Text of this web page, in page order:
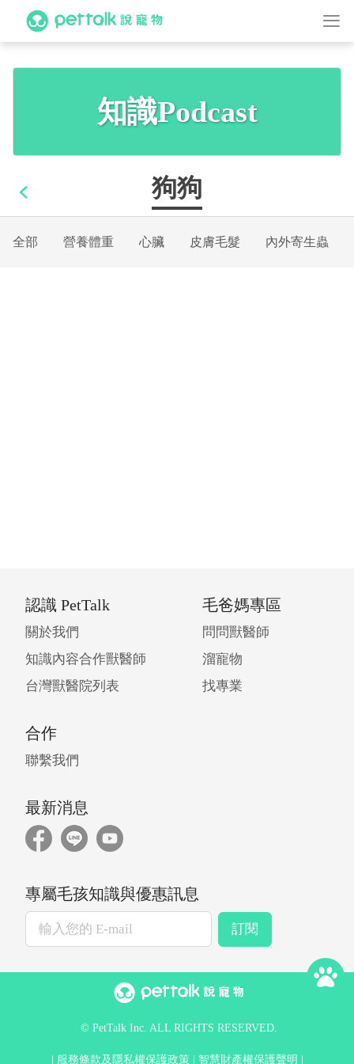
知識Podcast
狗狗
全部 營養體重 心臟 皮膚毛髮 內外寄生蟲
認識 PetTalk
關於我們
知識內容合作獸醫師
台灣獸醫院列表
毛爸媽專區
問問獸醫師
溜寵物
找專業
合作
聯繫我們
最新消息
專屬毛孩知識與優惠訊息
訂閱
© PetTalk Inc. ALL RIGHTS RESERVED.
服務條款及隱私權保護政策 智慧財產權保護聲明